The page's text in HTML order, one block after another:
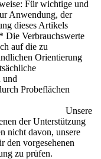
Für wichtige und
Anwendung, der
dieses Artikels
Die Verbrauchswerte
auf die zu
Orientierung
und
Probeflächen
der Unterstützung
nicht davon, unsere
den vorgesehenen
zu prüfen.